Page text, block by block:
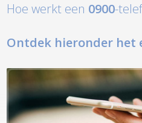
Hoe werkt een 0900-
Ontdek hieronder het